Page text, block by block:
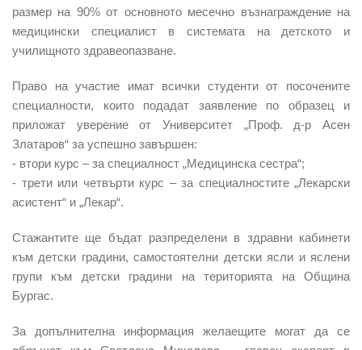
размер на 90% от основното месечно възнаграждение на
медицински специалист в системата на детското и
училищното здравеопазване.
Право на участие имат всички студенти от посочените
специалности, които подадат заявление по образец и
приложат уверение от Университет „Проф. д-р Асен
Златаров“ за успешно завършен:
- втори курс – за специалност „Медицинска сестра“;
- трети или четвърти курс – за специалностите „Лекарски
асистент“ и „Лекар“.
Стажантите ще бъдат разпределени в здравни кабинети
към детски градини, самостоятелни детски ясли и яслени
групи към детски градини на територията на Община
Бургас.
За допълнителна информация желаещите могат да се